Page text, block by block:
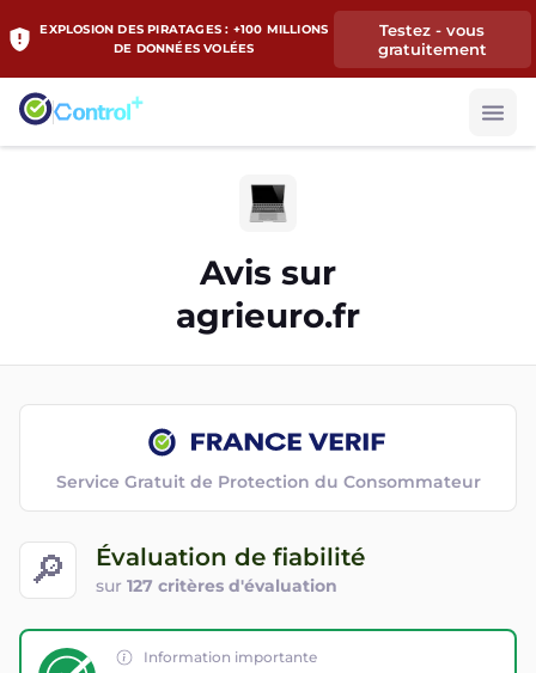
EXPLOSION DES PIRATAGES : +100 MILLIONS
DE DONNÉES VOLÉES
Testez - vous
gratuitement
Avis sur
agrieuro.fr
🔎 Évaluation de fiabilité
sur 127 critères d'évaluation
Service Gratuit de Protection du Consommateur
Information importante